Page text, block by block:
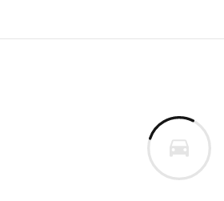
Baureihengeneration